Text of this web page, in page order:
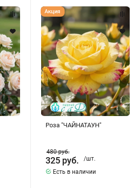
Роза
"ЧАЙНАТАУН"
Роза "ЧАЙНАТАУН"
Акция
480руб.
325 руб.
/шт.
Есть в наличии